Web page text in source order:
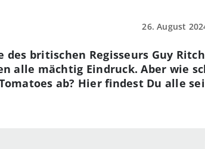
26. August
britischen Regisseurs Guy
alle mächtig Eindruck. Aber wie
ab? Hier findest Du alle